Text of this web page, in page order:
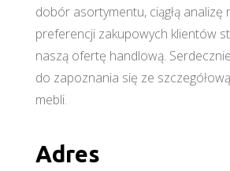
dobór asortymentu, ciągłą analizę
preferencji zakupowych klientów
naszą ofertę handlową.
do zapoznania się ze
mebli.
Adres